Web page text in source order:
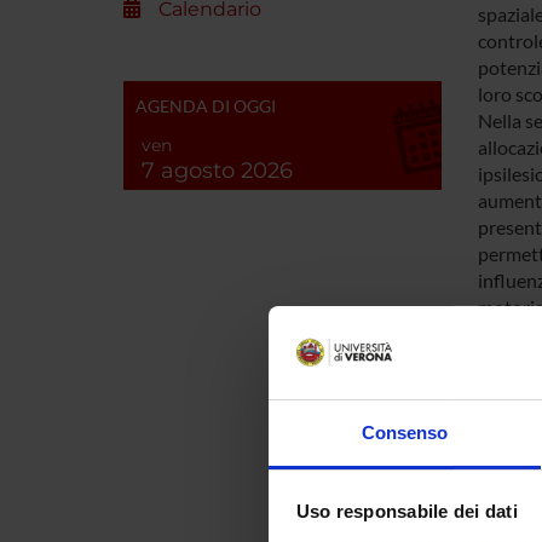
Consenso
Uso responsabile dei dati
Calendario
AGENDA DI OGGI
ven
7 agosto 2026
loro
Nella
dello
ENTI